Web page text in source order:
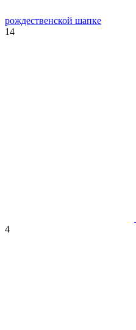
рождественской шапке
14
4